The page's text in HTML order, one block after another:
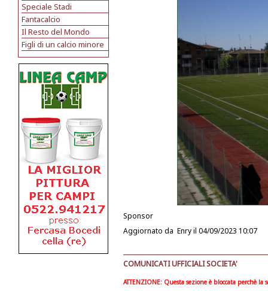
Speciale Stadi
Fantacalcio
Il Resto del Mondo
Figli di un calcio minore
Sponsor
Aggiornato da Enryil 04/09/2023 10:07
COMUNICATI UFFICIALI SOCIETA'
ATTENZIONE: Questa sezione è bloccata perchè